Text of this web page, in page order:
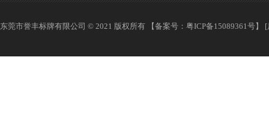
东莞市誉丰标牌有限公司 © 2021 版权所有 【备案号： 粤ICP备15089361号】 [